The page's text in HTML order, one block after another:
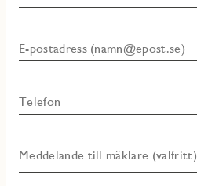
E-postadress (namn@epost.se)
Telefon
Meddelande till mäklare (valfritt)